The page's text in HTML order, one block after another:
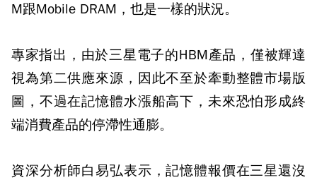
M跟Mobile DRAM，也是一樣的狀況。
專家指出，由於三星電子的HBM產品，僅被輝達
視為第二供應來源，因此不至於牽動整體市場版
圖，不過在記憶體水漲船高下，未來恐怕形成終
端消費產品的停滯性通膨。
資深分析師白易弘表示，記憶體報價在三星還沒